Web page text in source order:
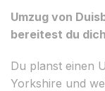
Umzug von
bereitest du
Du planst einen
Yorkshire und